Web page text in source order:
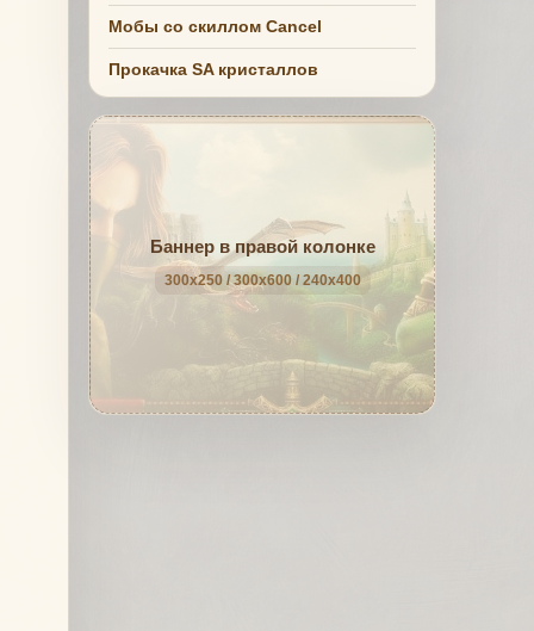
Мобы со скиллом Cancel
Прокачка SA кристаллов
Баннер в правой колонке
300x250 / 300x600 / 240x400